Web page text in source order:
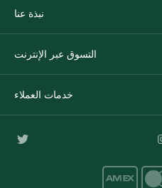
نبذة عنا
التسوق عبر الإنترنت
خدمات العملاء